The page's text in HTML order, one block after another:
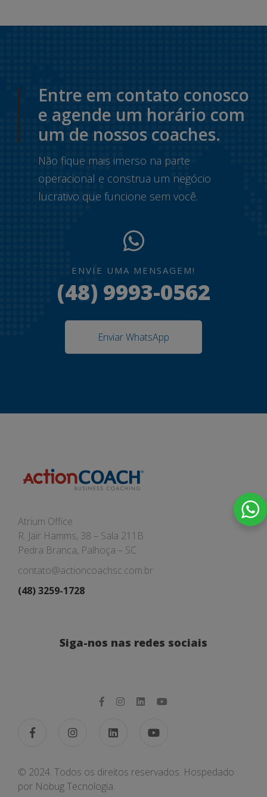
Entre em contato conosco
e agende um horário com
um de nossos coaches.
Não fique mais imerso na parte
operacional e construa um negócio
lucrativo que funcione sem você.
ENVIE UMA MENSAGEM!
(48) 9993-0562
Enviar WhatsApp
Atrium Office
R. Jair Hamms, 38 – Sala 211B
Pedra Branca, Palhoça – SC
contato@actioncoachsc.com.br
(48) 3259-1728
Siga-nos nas redes sociais
© 2024. Todos os direitos reservados. Hospedado
por Nobug Tecnologia.